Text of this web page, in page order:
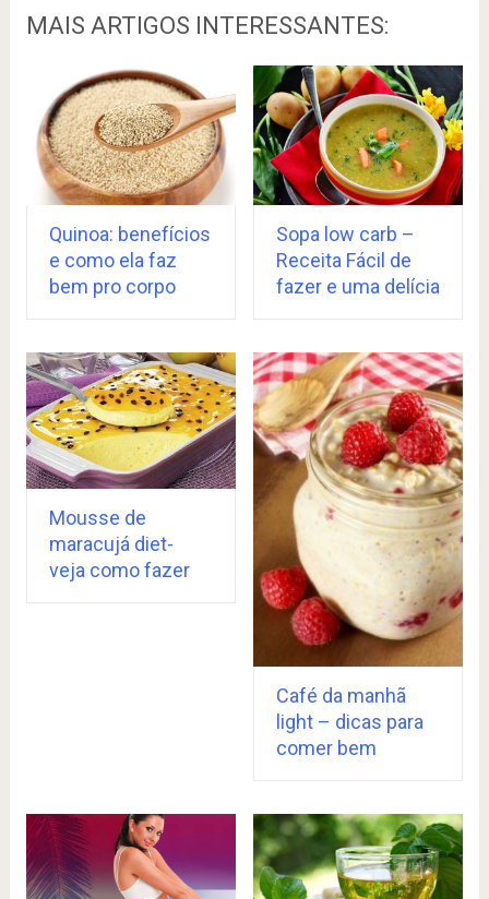
MAIS ARTIGOS INTERESSANTES:
Quinoa: benefícios
e como ela faz
bem pro corpo
Sopa low carb –
Receita Fácil de
fazer e uma delícia
Mousse de
maracujá diet-
veja como fazer
Café da manhã
light – dicas para
comer bem